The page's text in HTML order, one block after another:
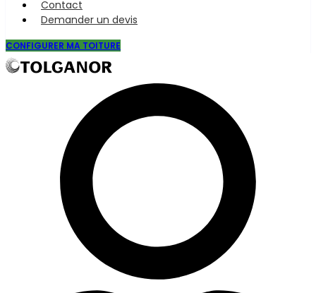
Contact
Demander un devis
CONFIGURER MA TOITURE